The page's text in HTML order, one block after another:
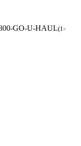
GO-U-HAUL(1-